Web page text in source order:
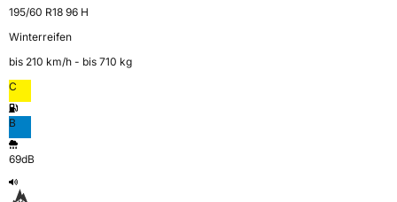
195/60 R18 96 H
Winterreifen
bis 210 km⁠/⁠h - bis 710 kg
C
B
69dB